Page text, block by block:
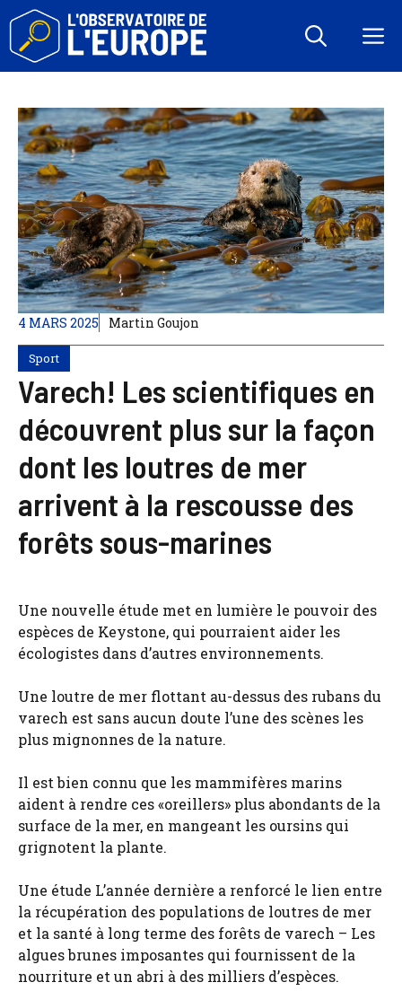
Aller
contenu
4 MARS 2025 Martin Goujon
Sport
Varech! Les scientifiques en
découvrent plus sur la façon
dont les loutres de mer
arrivent à la rescousse des
forêts sous-marines
Une nouvelle étude met en lumière le pouvoir des
espèces de Keystone, qui pourraient aider les
écologistes dans d’autres environnements.
Une loutre de mer flottant au-dessus des rubans du
varech est sans aucun doute l’une des scènes les
plus mignonnes de la nature.
Il est bien connu que les mammifères marins
aident à rendre ces «oreillers» plus abondants de la
surface de la mer, en mangeant les oursins qui
grignotent la plante.
Une étude L’année dernière a renforcé le lien entre
la récupération des populations de loutres de mer
et la santé à long terme des forêts de varech – Les
algues brunes imposantes qui fournissent de la
nourriture et un abri à des milliers d’espèces.